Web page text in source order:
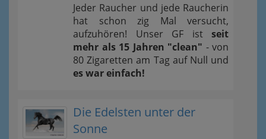
Jeder Raucher und jede Raucherin
hat schon zig Mal versucht,
aufzuhören! Unser GF ist seit
mehr als 15 Jahren "clean" - von
80 Zigaretten am Tag auf Null und
es war einfach!
Die Edelsten unter der
Sonne